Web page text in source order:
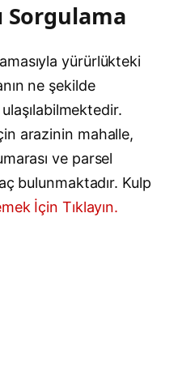
Sorgulama
yürürlükteki
ne şekilde
arazinin mahalle,
ve parsel
bulunmaktadır. Kulp
İçin Tıklayın.